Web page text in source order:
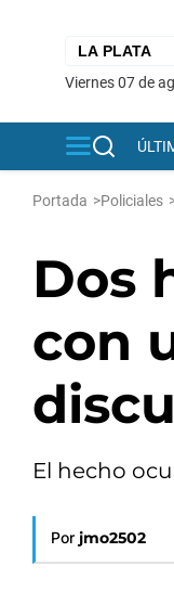
viernes 07 de
Portada >Policiales
Dos
con
El hecho
Por jmo2502